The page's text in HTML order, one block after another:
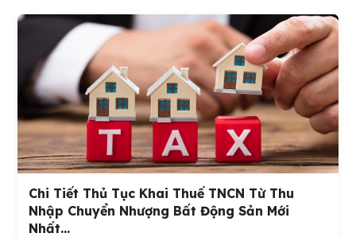
Chi Tiết Thủ Tục Khai Thuế TNCN Từ Thu
Nhập Chuyển Nhượng Bất Động Sản Mới
Nhất...